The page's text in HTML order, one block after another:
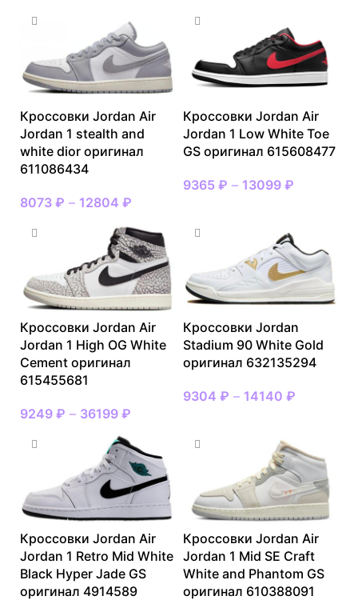
Кроссовки Jordan Air
Jordan 1 stealth and
white dior оригинал
611086434
8073 ₽ – 12804 ₽
Кроссовки Jordan Air
Jordan 1 Low White Toe
GS оригинал 615608477
9365 ₽ – 13099 ₽
Кроссовки Jordan Air
Jordan 1 High OG White
Cement оригинал
615455681
9249 ₽ – 36199 ₽
Кроссовки Jordan
Stadium 90 White Gold
оригинал 632135294
9304 ₽ – 14140 ₽
Кроссовки Jordan Air
Jordan 1 Retro Mid White
Black Hyper Jade GS
оригинал 4914589
Кроссовки Jordan Air
Jordan 1 Mid SE Craft
White and Phantom GS
оригинал 610388091